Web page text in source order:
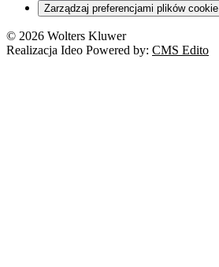
Zarządzaj preferencjami plików cookie
© 2026 Wolters Kluwer
Realizacja Ideo Powered by: CMS Edito